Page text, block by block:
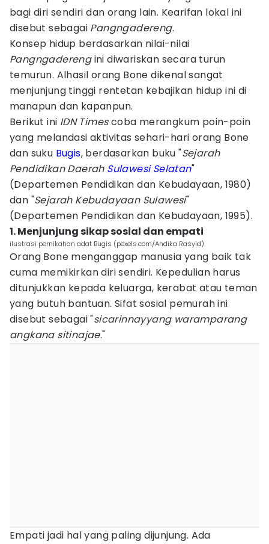
bagi diri sendiri dan orang lain. Kearifan lokal ini
disebut sebagai Pangngadereng.
Konsep hidup berdasarkan nilai-nilai
Pangngaderengini diwariskan secara turun
temurun. Alhasil orang Bone dikenal sangat
menjunjung tinggi rentetan kebajikan hidup ini di
manapun dan kapanpun.
Berikut ini IDN Timescoba merangkum poin-poin
yang melandasi aktivitas sehari-hari orang Bone
dan suku Bugis, berdasarkan buku "Sejarah
Pendidikan Daerah Sulawesi Selatan"
(Departemen Pendidikan dan Kebudayaan, 1980)
dan "Sejarah Kebudayaan Sulawesi"
(Departemen Pendidikan dan Kebudayaan, 1995).
1. Menjunjung sikap sosial dan empati
ilustrasi pernikahan adat Bugis (pexels.com/Andika Rasyid)
Orang Bone menganggap manusia yang baik tak
cuma memikirkan diri sendiri. Kepedulian harus
ditunjukkan kepada keluarga, kerabat atau teman
yang butuh bantuan. Sifat sosial pemurah ini
disebut sebagai "sicarinnayyang waramparang
angkana sitinajae."
Empati jadi hal yang paling dijunjung. Ada